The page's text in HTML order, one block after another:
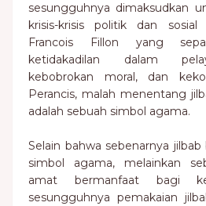
sesungguhnya dimaksudkan
krisis-krisis politik dan sosial
Francois Fillon yang
ketidakadilan dalam
kebobrokan moral, dan
Perancis, malah menentang
adalah sebuah simbol agama.
Selain bahwa sebenarnya
simbol agama, melainkan
amat bermanfaat bagi
sesungguhnya pemakaian